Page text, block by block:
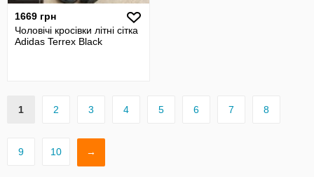
1669 грн
Чоловічі кросівки літні сітка
Adidas Terrex Black
1 2 3 4 5 6 7 8
9 10 →